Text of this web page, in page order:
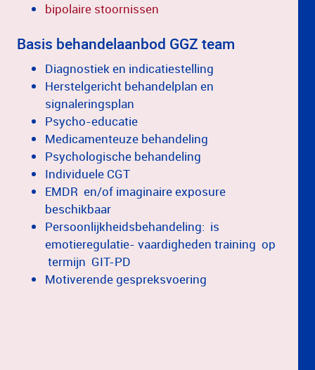
bipolaire stoornissen
Basis behandelaanbod GGZ team
Diagnostiek en indicatiestelling
Herstelgericht behandelplan en
signaleringsplan
Psycho-educatie
Medicamenteuze behandeling
Psychologische behandeling
Individuele CGT
EMDR en/of imaginaire exposure
beschikbaar
Persoonlijkheidsbehandeling: is
emotieregulatie- vaardigheden training op
termijn GIT-PD
Motiverende gespreksvoering